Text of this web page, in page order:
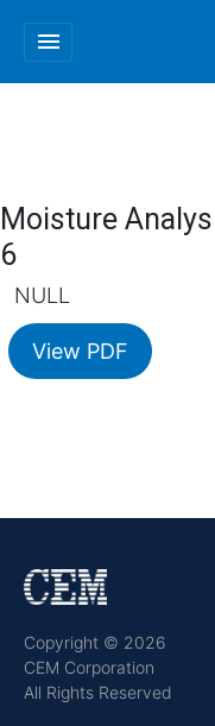
menu
Moisture
6
NULL
View PDF
Copyright © 2026
CEM Corporation
All Rights Reserved